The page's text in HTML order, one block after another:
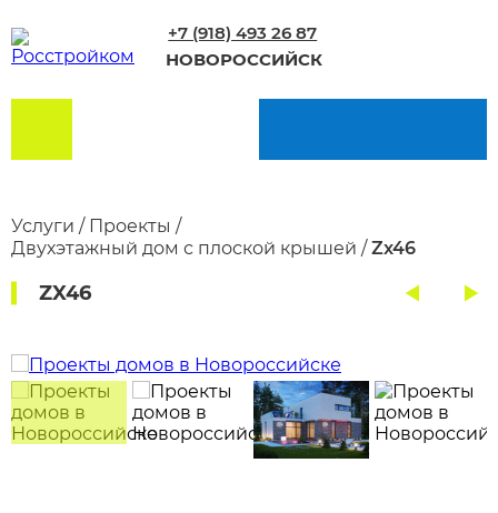
+7 (918) 493 26 87
НОВОРОССИЙСК
Услуги / Проекты /
Двухэтажный дом с плоской крышей / Zx46
ZX46